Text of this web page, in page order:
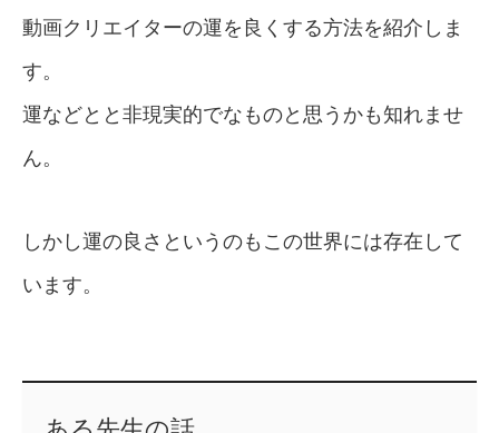
動画クリエイターの運を良くする方法を紹介しま
す。
運などとと非現実的でなものと思うかも知れませ
ん。
しかし運の良さというのもこの世界には存在して
います。